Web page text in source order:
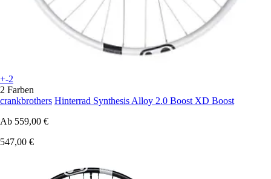
+-2
2 Farben
crankbrothers Hinterrad Synthesis Alloy 2.0 Boost XD Boost
Ab 559,00 €
547,00 €